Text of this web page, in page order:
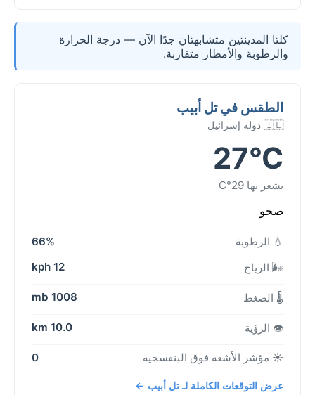
كلتا المدينتين متشابهتان جدًا الآن — درجة الحرارة
والرطوبة والأمطار متقاربة.
الطقس في تل أبيب
🇮🇱 دولة إسرائيل
27°C
يشعر بها 29°C
صحو
💧 الرطوبة
66%
🌬️ الرياح
12 kph
🌡️ الضغط 1008 mb
👁️ الرؤية 10.0 km
☀️ مؤشر الأشعة فوق البنفسجية 0
عرض التوقعات الكاملة لـ تل أبيب ←